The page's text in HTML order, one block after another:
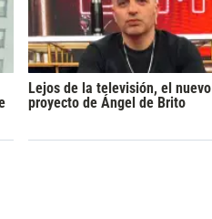
Lejos de la televisión, el nuevo
proyecto de Ángel de Brito